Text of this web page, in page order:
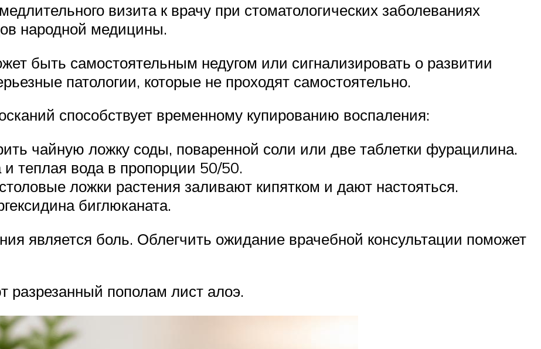
визита к врачу при стоматологических заболеваниях
народной медицины.
быть самостоятельным недугом или сигнализировать о развитии
патологии, которые не проходят самостоятельно.
способствует временному купированию воспаления:
чайную ложку соды, поваренной соли или две таблетки фурацилина.
теплая вода в пропорции 50/50.
ложки растения заливают кипятком и дают настояться.
биглюканата.
является боль. Облегчить ожидание врачебной консультации поможет
разрезанный пополам лист алоэ.